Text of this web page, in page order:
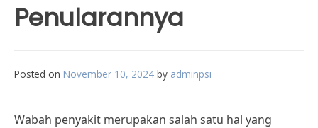
Penularannya
Posted on November 10, 2024 by adminpsi
Wabah penyakit merupakan salah satu hal yang